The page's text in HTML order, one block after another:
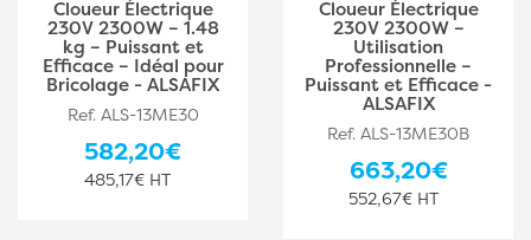
Cloueur Électrique
230V 2300W – 1.48
kg – Puissant et
Efficace – Idéal pour
Bricolage - ALSAFIX
Ref. ALS-13ME30
582,20€
485,17€ HT
Cloueur Électrique
230V 2300W –
Utilisation
Professionnelle –
Puissant et Efficace -
ALSAFIX
Ref. ALS-13ME30B
663,20€
552,67€ HT